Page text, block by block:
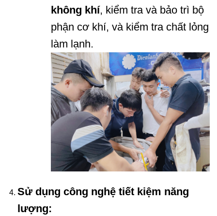
không khí, kiểm tra và bảo trì bộ
phận cơ khí, và kiểm tra chất lỏng
làm lạnh.
Sử dụng công nghệ tiết kiệm năng
lượng: